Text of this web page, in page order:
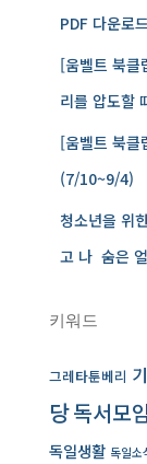
PDF 다운로드
[움벨트 북클
리를 압도할
[움벨트 북클
(7/10~9/4)
청소년을 위
고 나 ­ 숨은
키워드
그레타툰베리
당독서모임
독일생활 독일소